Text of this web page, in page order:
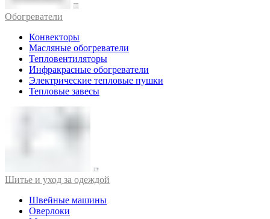
Обогреватели
Конвекторы
Масляные обогреватели
Тепловентиляторы
Инфракрасные обогреватели
Электрические тепловые пушки
Тепловые завесы
Шитье и уход за одеждой
Швейные машины
Оверлоки